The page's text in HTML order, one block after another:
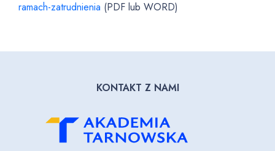
ramach-zatrudnienia (PDF lub WORD)
KONTAKT Z NAMI